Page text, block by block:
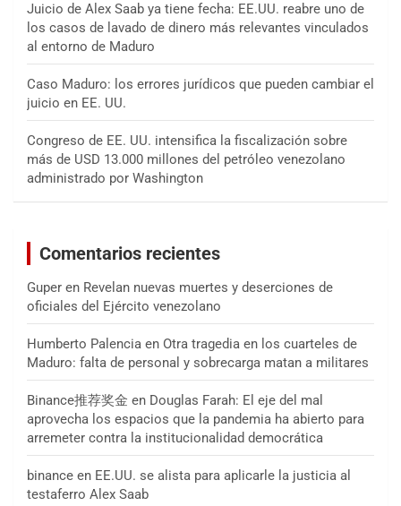
Juicio de Alex Saab ya tiene fecha: EE.UU. reabre uno de
los casos de lavado de dinero más relevantes vinculados
al entorno de Maduro
Caso Maduro: los errores jurídicos que pueden cambiar el
juicio en EE. UU.
Congreso de EE. UU. intensifica la fiscalización sobre
más de USD 13.000 millones del petróleo venezolano
administrado por Washington
Comentarios recientes
Guper en Revelan nuevas muertes y deserciones de
oficiales del Ejército venezolano
Humberto Palencia en Otra tragedia en los cuarteles de
Maduro: falta de personal y sobrecarga matan a militares
Binance推荐奖金 en Douglas Farah: El eje del mal
aprovecha los espacios que la pandemia ha abierto para
arremeter contra la institucionalidad democrática
binance en EE.UU. se alista para aplicarle la justicia al
testaferro Alex Saab